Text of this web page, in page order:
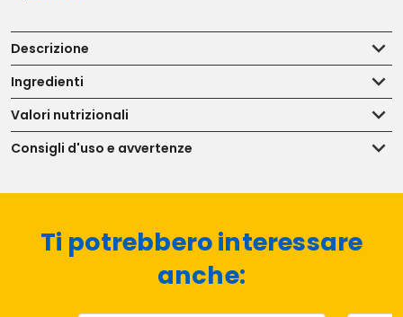
Descrizione
Ingredienti
Valori nutrizionali
Consigli d'uso e avvertenze
Ti potrebbero interessare
anche: